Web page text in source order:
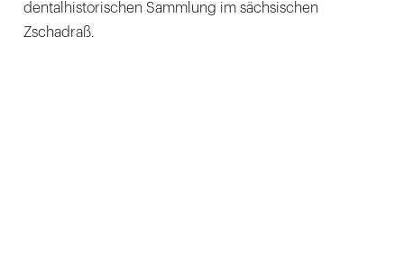
dentalhistorischen Sammlung im sächsischen
Zschadraß.